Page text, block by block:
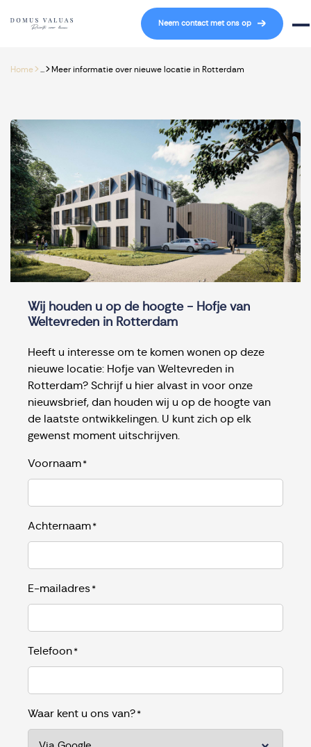
Navigatie overslaan
Neem contact met ons op
Home> > Meer informatie over nieuwe locatie in Rotterdam
Wij houden u op de hoogte - Hofje van
Weltevreden in Rotterdam
Heeft u interesse om te komen wonen op deze
nieuwe locatie: Hofje van Weltevreden in
Rotterdam? Schrijf u hier alvast in voor onze
nieuwsbrief, dan houden wij u op de hoogte van
de laatste ontwikkelingen. U kunt zich op elk
gewenst moment uitschrijven.
Voornaam *
Achternaam *
E-mailadres *
Telefoon *
Waar kent u ons van? *